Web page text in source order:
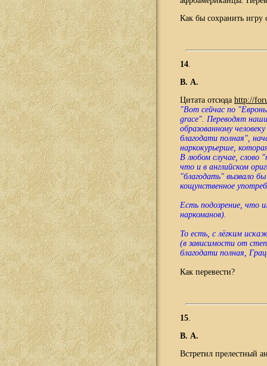
Как бы сохранить игру
14.
В. А.
Цитата отсюда http://
"Вот сейчас по
grace". Переводят
образованному
благодати полная",
наркокурьерше,
В любом случае, слово
что и в английском
"благодать" вызвало
кощунственное
Есть подозрение, что
наркоманов).
То есть, с лёгким
(в зависимости от
благодати полная,
Как перевести?
15.
В. А.
Встретил прелестный